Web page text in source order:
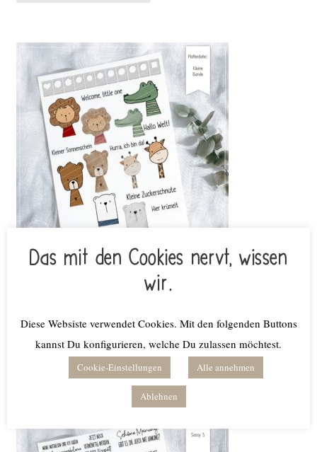
Weiterlesen
Das mit den Cookies nervt, wissen
wir.
Diese Websiste verwendet Cookies. Mit den folgenden Buttons
kannst Du konfigurieren, welche Du zulassen möchtest.
Cookie-Einstellungen Alle annehmen
Ablehnen